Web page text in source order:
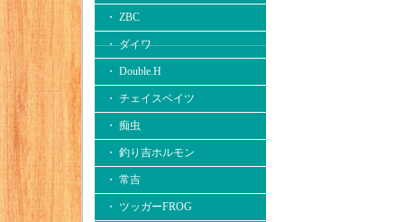
・ ZBC
・ ダイワ
・ Double.H
・ チェイスベイツ
・ 痴虫
・ 釣り吉ホルモン
・ 常吉
・ ツッガーFROG